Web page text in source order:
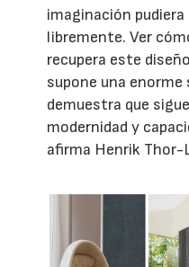
imaginación
libremente. Ver
recupera este
supone una
demuestra que
modernidad y
afirma Henrik Thor-